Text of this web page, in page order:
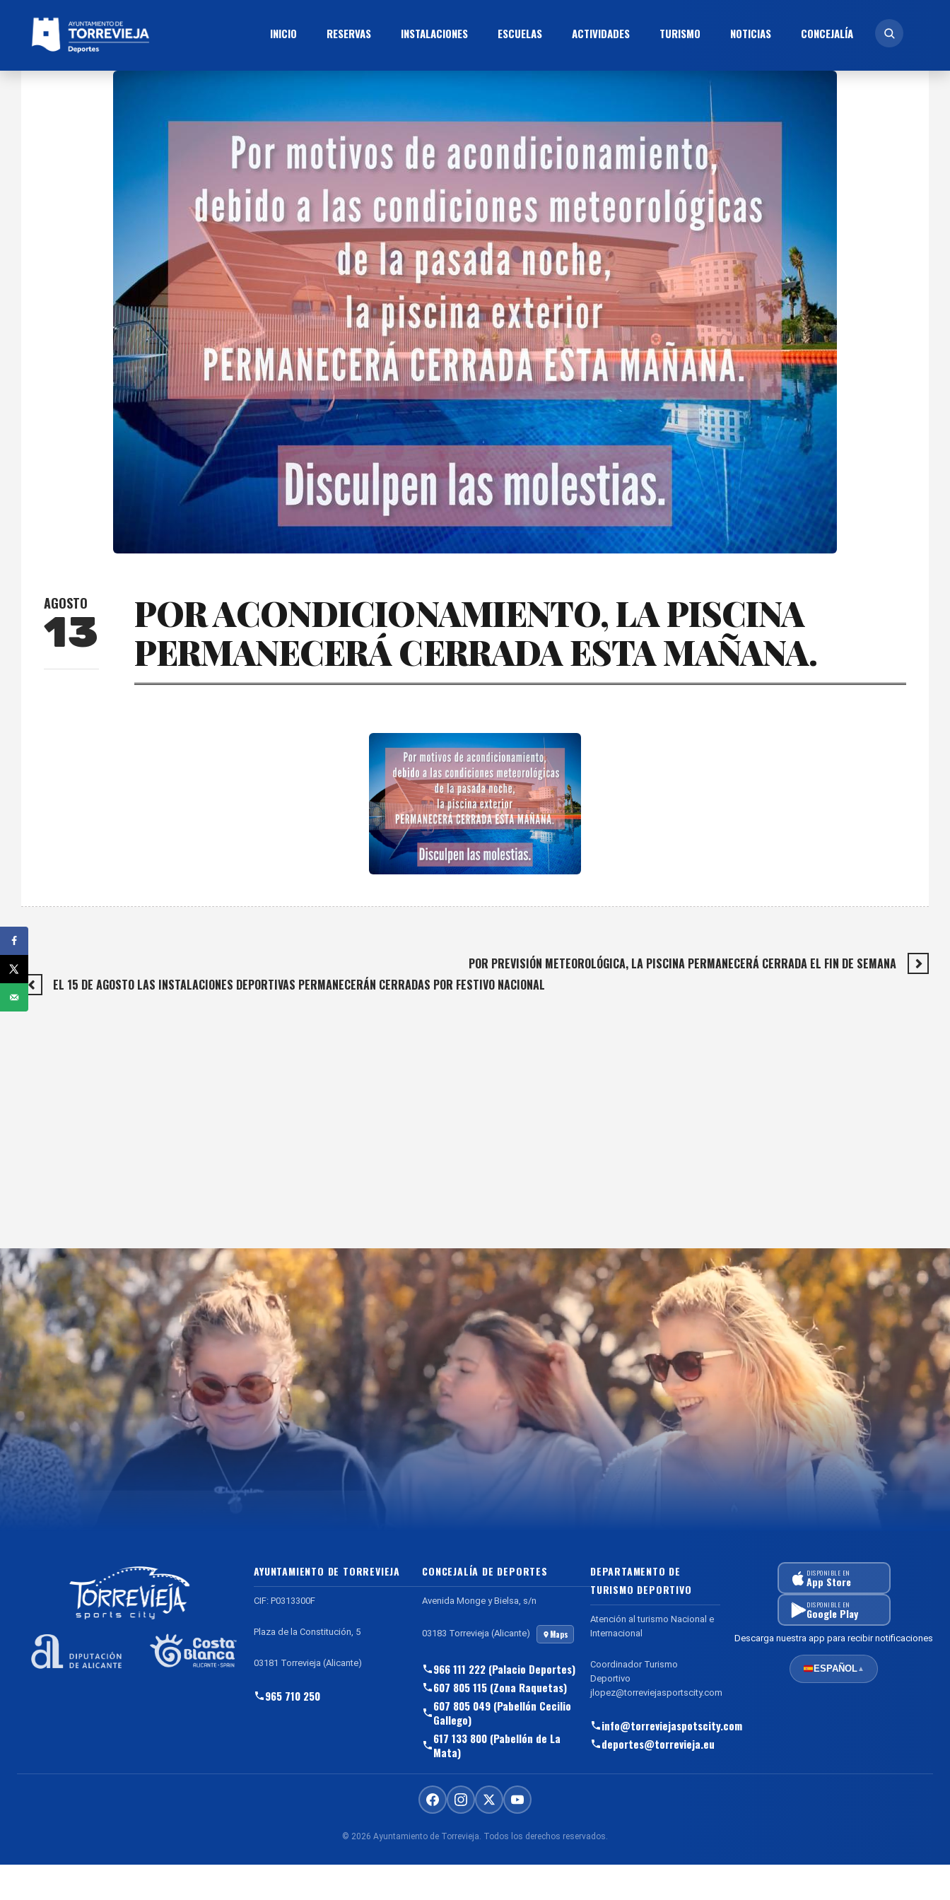
INICIO RESERVAS INSTALACIONES ESCUELAS ACTIVIDADES TURISMO NOTICIAS CONCEJALÍ­A
AGOSTO
13
POR ACONDICIONAMIENTO, LA PISCINA
PERMANECERÁ CERRADA ESTA MAÑANA.
POR PREVISIÓN METEOROLÓGICA, LA PISCINA PERMANECERÁ CERRADA EL FIN DE SEMANA
EL 15 DE AGOSTO LAS INSTALACIONES DEPORTIVAS PERMANECERÁN CERRADAS POR FESTIVO NACIONAL
AYUNTAMIENTO DE TORREVIEJA
CIF: P0313300F
Plaza de la Constitución, 5
03181 Torrevieja (Alicante)
965 710 250
CONCEJALÍA DE DEPORTES
Avenida Monge y Bielsa, s/n
03183 Torrevieja (Alicante) Maps
966 111 222 (Palacio Deportes)
607 805 115 (Zona Raquetas)
607 805 049 (Pabellón Cecilio
Gallego)
617 133 800 (Pabellón de La
Mata)
DEPARTAMENTO DE
TURISMO DEPORTIVO
Atención al turismo Nacional e
Internacional
Coordinador Turismo
Deportivo
jlopez@torreviejasportscity.com
info@torreviejaspotscity.com
deportes@torrevieja.eu
DISPONIBLE EN
App Store
DISPONIBLE EN
Google Play
Descarga nuestra app para recibir notificaciones
ESPAÑOL▲
© 2026 Ayuntamiento de Torrevieja. Todos los derechos reservados.